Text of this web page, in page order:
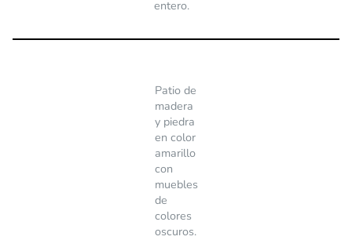
entero.
Patio de
madera
y piedra
en color
amarillo
con
muebles
de
colores
oscuros.